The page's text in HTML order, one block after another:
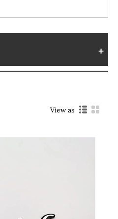
View as